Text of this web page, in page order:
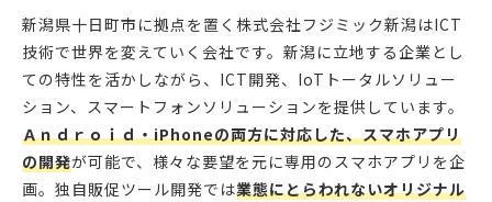
新潟県十日町市に拠点を置く株式会社フジミック新潟はICT
技術で世界を変えていく会社です。新潟に立地する企業とし
ての特性を活かしながら、ICT開発、IoTトータルソリュー
ション、スマートフォンソリューションを提供しています。
Ａｎｄｒｏｉｄ・iPhoneの両方に対応した、スマホアプリ
の開発が可能で、様々な要望を元に専用のスマホアプリを企
画。独自販促ツール開発では業態にとらわれないオリジナル